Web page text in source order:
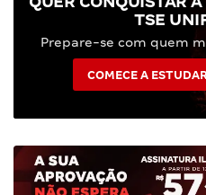
TSE
Prepare-se com quem
COMECE A